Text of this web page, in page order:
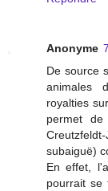
Anonyme
De source
animales
royalties
permet
subaiguë)
En effet,
pourrait se